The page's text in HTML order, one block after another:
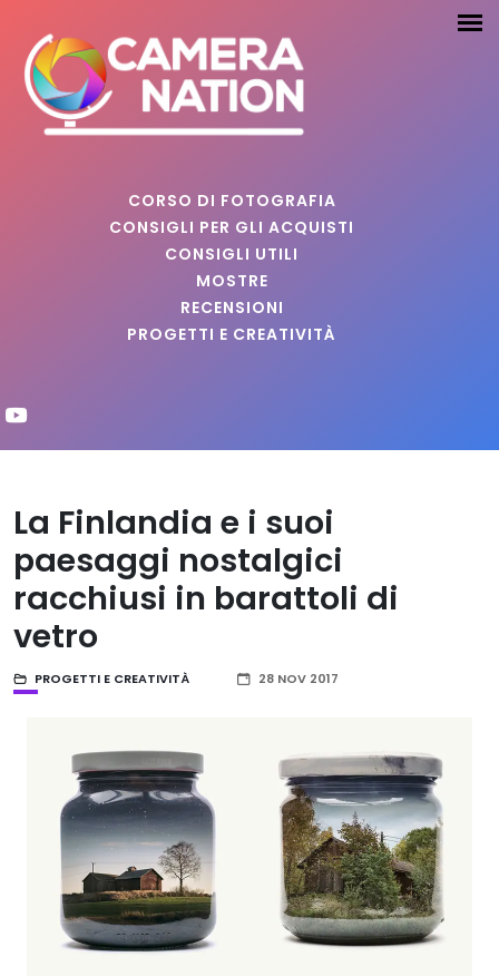
CORSO DI FOTOGRAFIA
CONSIGLI PER GLI ACQUISTI
CONSIGLI UTILI
MOSTRE
RECENSIONI
PROGETTI E CREATIVITÀ
La Finlandia e i suoi
paesaggi nostalgici
racchiusi in barattoli di
vetro
PROGETTI E CREATIVITÀ 28 NOV 2017